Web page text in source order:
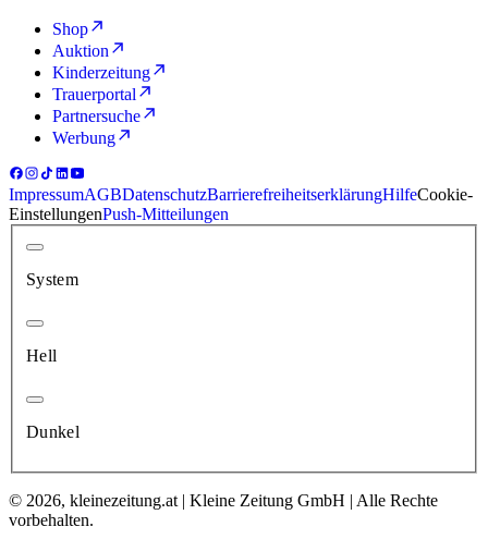
Shop
Auktion
Kinderzeitung
Trauerportal
Partnersuche
Werbung
ImpressumAGBDatenschutzBarrierefreiheitserklärungHilfeCookie-
EinstellungenPush-Mitteilungen
System
Hell
Dunkel
© 2026, kleinezeitung.at | Kleine Zeitung GmbH | Alle Rechte
vorbehalten.